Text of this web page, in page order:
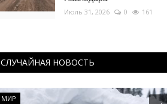
Июль 31, 2026 0 161
СЛУЧАЙНАЯ НОВОСТЬ
МИР